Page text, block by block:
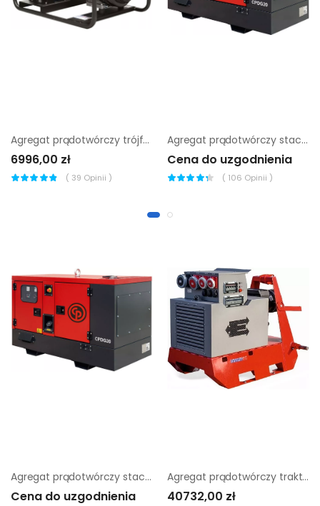
Agregat prądotwórczy trójfazowy Sumera Motor SMG-9T-K-AVR
6996,00 zł
( 39 Opinii )
Agregat prądotwórczy stacjonarny Chicago Pneumatic cpdg 120
Cena do uzgodnienia
( 106 Opinii )
Agregat prądotwórczy stacjonarny Chicago Pneumatic CPDG 9
Cena do uzgodnienia
Agregat prądotwórczy traktorowy Endress EZG 60/4 TN-S
40732,00 zł